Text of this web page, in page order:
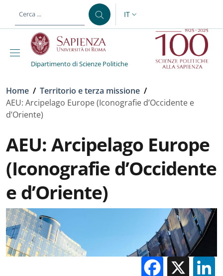
al contenuto principale
SELETTORE LINGUA:
IT
Dipartimento di Scienze Politiche
Briciole di pane
Home / Territorio e terza missione /
AEU: Arcipelago Europe (Iconografie d’Occidente e
d’Oriente)
AEU: Arcipelago Europe
(Iconografie d’Occidente
e d’Oriente)
X